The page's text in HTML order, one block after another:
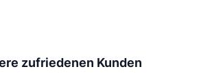
zufriedenen Kunden